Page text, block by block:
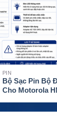
PIN
Bộ Sạc Pin Bộ
Cho Motorola
GP, GTX, MTX,